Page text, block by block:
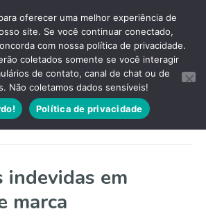
indevidas em
marca
oferecer uma melhor experiência de
site. Se você continuar conectado,
com nossa política de privacidade.
coletados somente se você interagir
de contato, canal de chat ou de
Não coletamos dados sensíveis!
Política de privacidade